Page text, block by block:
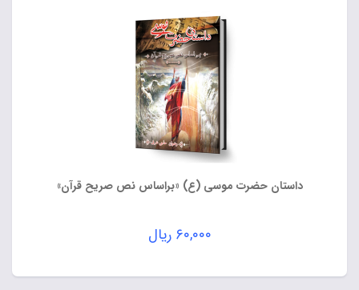
داستان حضرت موسی (ع) «براساس نص صریح قرآن»
۶۰,۰۰۰ ریال